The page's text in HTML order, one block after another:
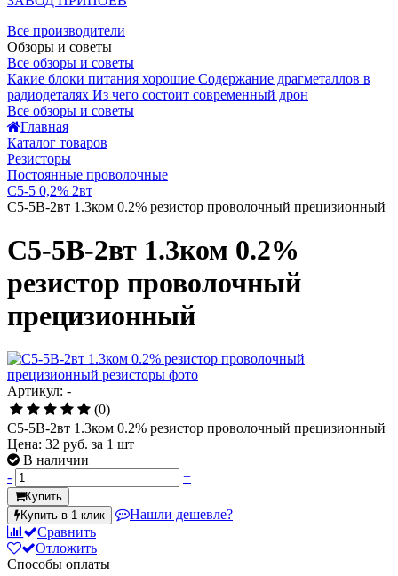
Все производители
Обзоры и советы
Все обзоры и советы
Какие блоки питания хорошие Содержание драгметаллов в
радиодеталях Из чего состоит современный дрон
Все обзоры и советы
Главная
Каталог товаров
Резисторы
Постоянные проволочные
С5-5 0,2% 2вт
С5-5В-2вт 1.3ком 0.2% резистор проволочный прецизионный
С5-5В-2вт 1.3ком 0.2%
резистор проволочный
прецизионный
Артикул: -
(0)
С5-5В-2вт 1.3ком 0.2% резистор проволочный прецизионный
Цена: 32 руб. за 1 шт
В наличии
-
+
Купить
Купить в 1 клик
Нашли дешевле?
Сравнить
Отложить
Способы оплаты